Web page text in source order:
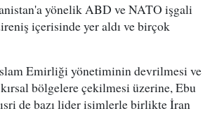
yönelik ABD ve NATO işgali
içerisinde yer aldı ve birçok
Emirliği yönetiminin devrilmesi ve
kırsal bölgelere çekilmesi üzerine, Ebu
de bazı lider isimlerle birlikte İran